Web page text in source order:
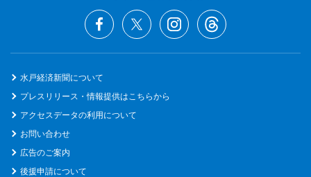
水戸経済新聞について
プレスリリース・情報提供はこちらから
アクセスデータの利用について
お問い合わせ
広告のご案内
後援申請について